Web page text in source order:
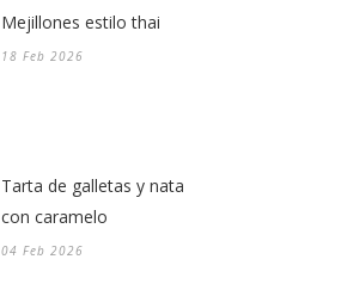
Mejillones estilo thai
18 Feb 2026
Tarta de galletas y nata
con caramelo
04 Feb 2026